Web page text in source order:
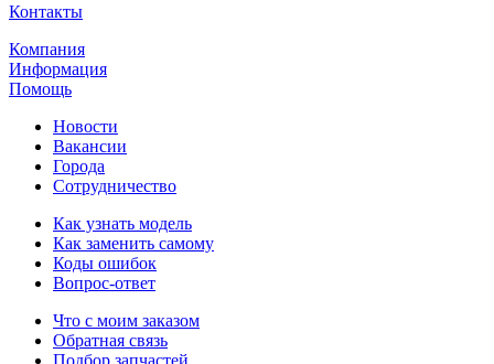
Контакты
Компания
Информация
Помощь
Новости
Вакансии
Города
Сотрудничество
Как узнать модель
Как заменить самому
Коды ошибок
Вопрос-ответ
Что с моим заказом
Обратная связь
Подбор запчастей